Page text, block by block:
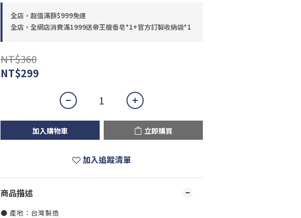
全店，超值滿額$999免運
全店，全網店消費滿1999送帝王檀香皂*1+官方訂製收納袋*1
NT$360
NT$299
加入購物車 立即購買
加入追蹤清單
商品描述
● 產地：台灣製造